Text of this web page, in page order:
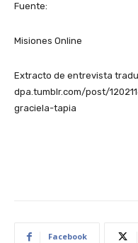
Fuente:
Misiones Online
Extracto de entrevista
dpa.tumblr.com/post/
graciela-tapia
Facebook